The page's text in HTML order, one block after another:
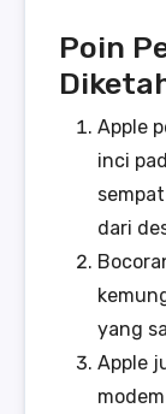
Poin
Apple
inci
dari
yang
Apple